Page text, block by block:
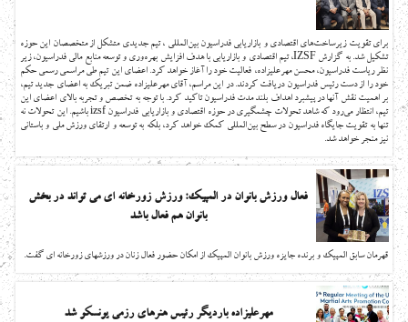
برای تقویت زیرساخت‌های اقتصادی و بازاریابی فدراسیون بین‌المللی ، تیم جدیدی متشکل از متخصصان این حوزه
تشکیل شد. به گزارش IZSF، تیم اقتصادی و بازاریابی با هدف افزایش بهره‌وری و توسعه منابع مالی فدراسیون، زیر
نظر ریاست فدراسیون، محسن مهرعلیزاده، فعالیت خود را آغاز خواهد کرد. اعضای این تیم طی مراسمی رسمی حکم
خود را از دست رئیس فدراسیون دریافت کردند. در این مراسم، آقای مهرعلیزاده ضمن تبریک به اعضای جدید تیم،
بر اهمیت نقش آنها در پیشبرد اهداف بلند مدت فدراسیون تاکید کرد. با توجه به تخصص و تجربه بالای اعضای این
تیم، انتظار می‌رود که شاهد تحولات چشمگیری در حوزه اقتصادی و بازاریابی فدراسیون izsf باشیم. این تحولات نه
تنها به تقویت جایگاه فدراسیون در سطح بین‌المللی کمک خواهد کرد، بلکه به توسعه و ارتقای ورزش ملی و باستانی
نیز منجر خواهد شد.
فعال ورزش بانوان در المپیک: ورزش زورخانه ای می تواند در بخش
بانوان هم فعال باشد
قهرمان سابق المپیک و برنده جایزه ورزش بانوان المپیک از امکان حضور فعال زنان در ورزشهای زورخانه ای گفت.
مهرعلیزاده باردیگر رئیس هنرهای رزمی یونسکو شد